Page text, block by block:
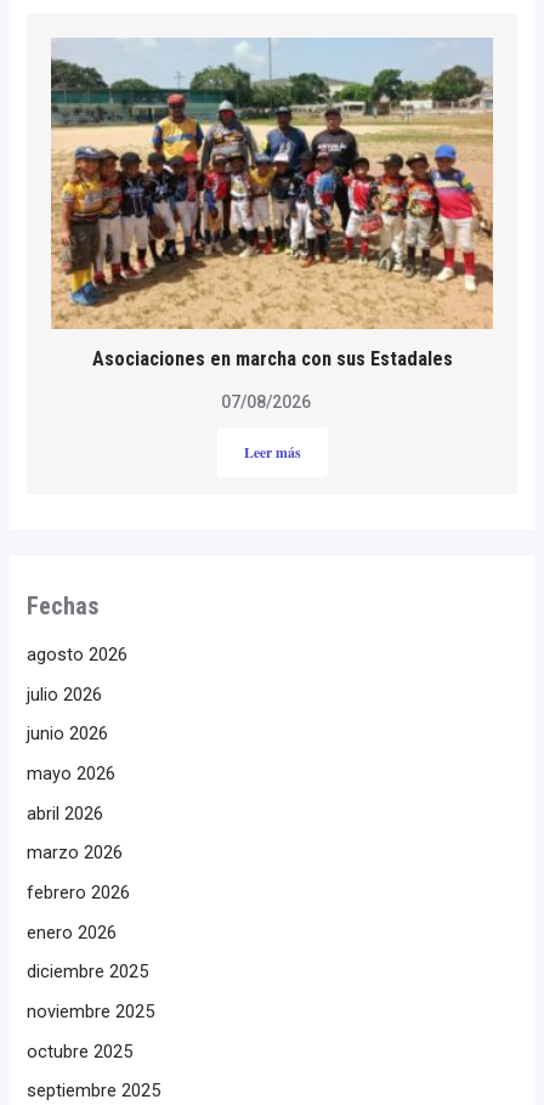
Asociaciones en marcha con sus Estadales
07/08/2026
Leer más
Fechas
agosto 2026
julio 2026
junio 2026
mayo 2026
abril 2026
marzo 2026
febrero 2026
enero 2026
diciembre 2025
noviembre 2025
octubre 2025
septiembre 2025